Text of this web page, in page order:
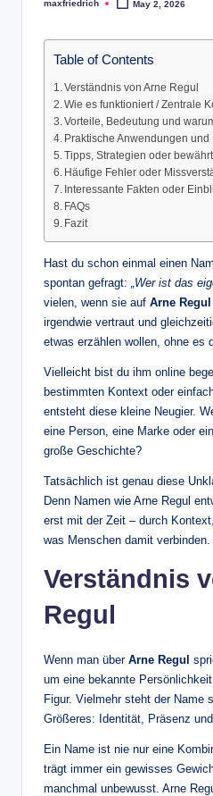
Posted
maxfriedrich May 2, 2026
Table of Contents
Verständnis von Arne Regul
Wie es funktioniert / Zentrale
Vorteile, Bedeutung und
Praktische Anwendungen und
Tipps, Strategien oder
Häufige Fehler oder
Interessante Fakten oder
FAQs
Fazit
Hast du schon einmal einen
spontan gefragt:
„Wer ist das
vielen, wenn sie auf Arne Regul
irgendwie vertraut und
etwas erzählen wollen, ohne es
Vielleicht bist du ihm online
bestimmten Kontext oder
entsteht diese kleine Neugier.
eine Person, eine Marke oder
große Geschichte?
Tatsächlich ist genau diese
Denn Namen wie Arne Regul
erst mit der Zeit – durch
was Menschen damit verbinden.
Verständnis
Regul
Wenn man über Arne Regul
um eine bekannte
Figur. Vielmehr steht der Name
Größeres: Identität, Präsenz und
Ein Name ist nie nur eine
trägt immer ein gewisses
manchmal unbewusst. Arne